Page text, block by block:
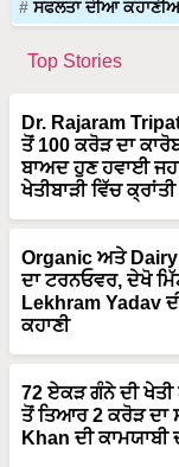
Top Stories
ਤੋਂ 100 ਕਰੋੜ ਦਾ
ਬਾਅਦ ਹੁਣ ਹਵਾਈ
ਖੇਤੀਬਾੜੀ ਵਿੱਚ ਕ੍ਰਾਂਤੀ
Organic ਅਤੇ
ਦਾ ਟਰਨਓਵਰ, ਦੇਖੋ
Lekhram Yadav
ਕਹਾਣੀ
72 ਏਕੜ ਗੰਨੇ ਦੀ
ਤੋਂ ਤਿਆਰ 2 ਕਰੋੜ ਦਾ
Khan ਦੀ ਕਾਮਯਾਬੀ